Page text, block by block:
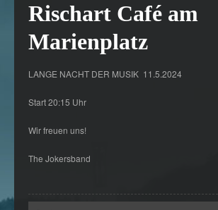
Rischart Café am
Marienplatz
LANGE NACHT DER MUSIK 11.5.2024
Start 20:15 Uhr
Wir freuen uns!
The Jokersband